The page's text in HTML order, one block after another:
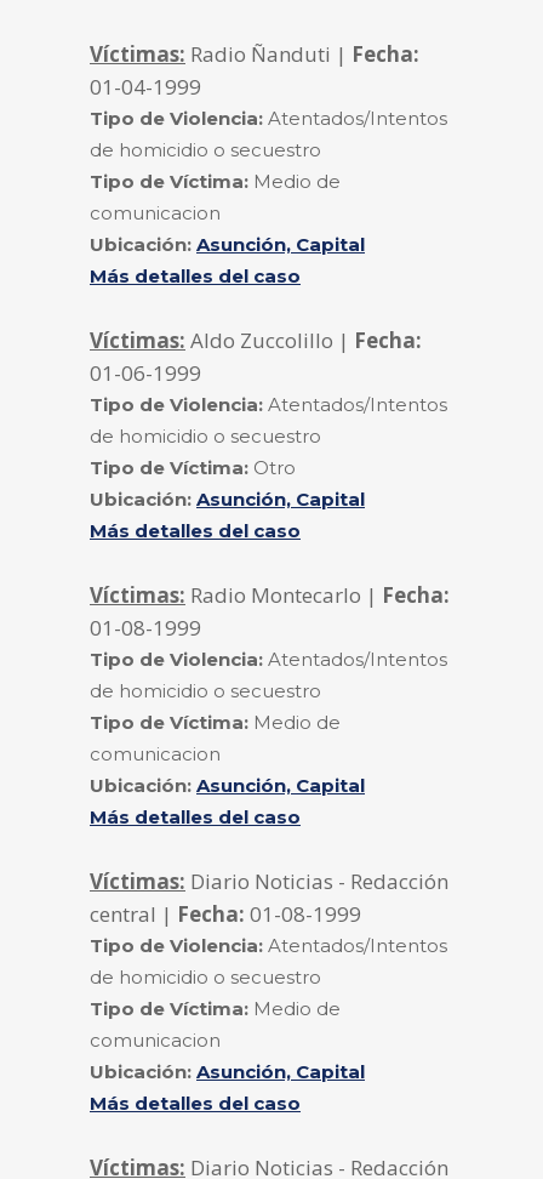
Víctimas: Radio Ñanduti | Fecha:
01-04-1999
Tipo de Violencia: Atentados/Intentos
de homicidio o secuestro
Tipo de Víctima: Medio de
comunicacion
Ubicación: Asunción, Capital
Más detalles del caso
Víctimas: Aldo Zuccolillo | Fecha:
01-06-1999
Tipo de Violencia: Atentados/Intentos
de homicidio o secuestro
Tipo de Víctima: Otro
Ubicación: Asunción, Capital
Más detalles del caso
Víctimas: Radio Montecarlo | Fecha:
01-08-1999
Tipo de Violencia: Atentados/Intentos
de homicidio o secuestro
Tipo de Víctima: Medio de
comunicacion
Ubicación: Asunción, Capital
Más detalles del caso
Víctimas: Diario Noticias - Redacción
central | Fecha: 01-08-1999
Tipo de Violencia: Atentados/Intentos
de homicidio o secuestro
Tipo de Víctima: Medio de
comunicacion
Ubicación: Asunción, Capital
Más detalles del caso
Víctimas: Diario Noticias - Redacción